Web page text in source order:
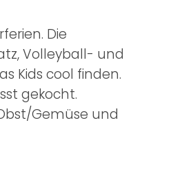
Die
Volleyball- und
Kids cool finden.
gekocht.
Gemüse und